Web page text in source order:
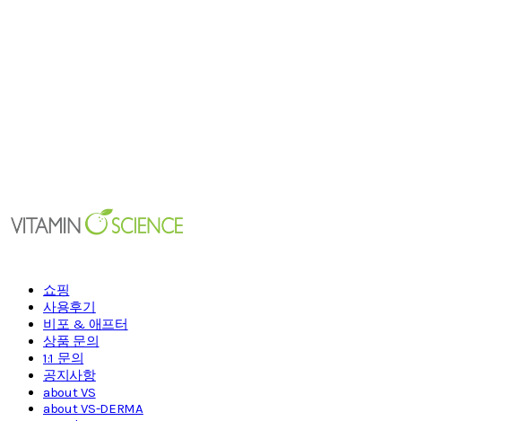
쇼핑
사용후기
비포 & 애프터
상품 문의
1:1 문의
공지사항
about VS
about VS-DERMA